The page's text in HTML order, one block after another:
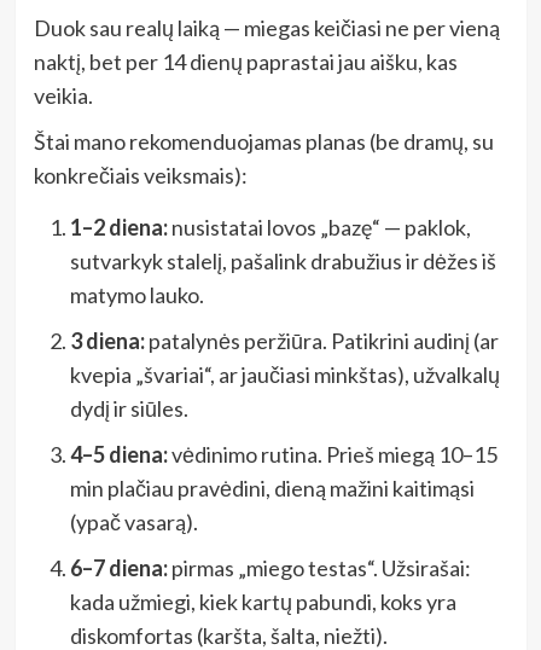
Duok sau realų laiką — miegas keičiasi ne per vieną
naktį, bet per 14 dienų paprastai jau aišku, kas
veikia.
Štai mano rekomenduojamas planas (be dramų, su
konkrečiais veiksmais):
1–2 diena:nusistatai lovos „bazę“ — paklok,
sutvarkyk stalelį, pašalink drabužius ir dėžes iš
matymo lauko.
3 diena:patalynės peržiūra. Patikrini audinį (ar
kvepia „švariai“, ar jaučiasi minkštas), užvalkalų
dydį ir siūles.
4–5 diena:vėdinimo rutina. Prieš miegą 10–15
min plačiau pravėdini, dieną mažini kaitimąsi
(ypač vasarą).
6–7 diena:pirmas „miego testas“. Užsirašai:
kada užmiegi, kiek kartų pabundi, koks yra
diskomfortas (karšta, šalta, niežti).